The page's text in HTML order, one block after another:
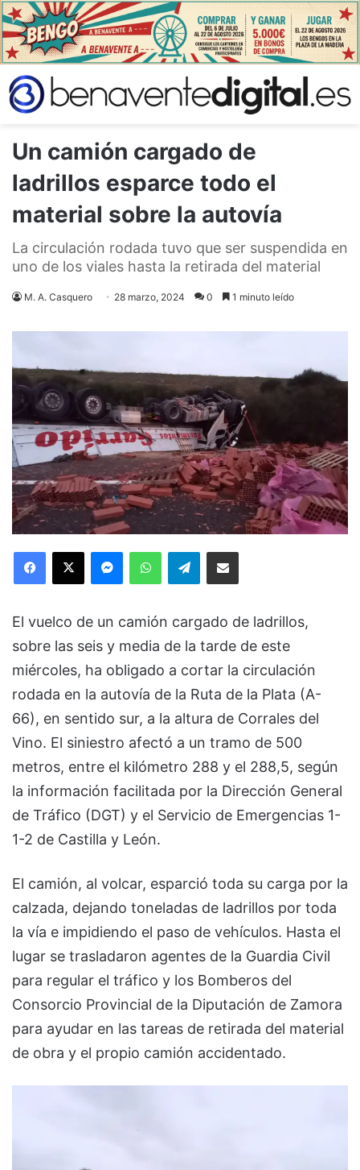
Un camión cargado de
ladrillos esparce todo el
material sobre la autovía
La circulación rodada tuvo que ser suspendida en
uno de los viales hasta la retirada del material
M. A. Casquero 28 marzo, 2024 0 1 minuto leído
Facebook
X MessengerWhatsAppTelegramCompartir via Email
El vuelco de un camión cargado de ladrillos,
sobre las seis y media de la tarde de este
miércoles, ha obligado a cortar la circulación
rodada en la autovía de la Ruta de la Plata (A-
66), en sentido sur, a la altura de Corrales del
Vino. El siniestro afectó a un tramo de 500
metros, entre el kilómetro 288 y el 288,5, según
la información facilitada por la Dirección General
de Tráfico (DGT) y el Servicio de Emergencias 1-
1-2 de Castilla y León.
El camión, al volcar, esparció toda su carga por la
calzada, dejando toneladas de ladrillos por toda
la vía e impidiendo el paso de vehículos. Hasta el
lugar se trasladaron agentes de la Guardia Civil
para regular el tráfico y los Bomberos del
Consorcio Provincial de la Diputación de Zamora
para ayudar en las tareas de retirada del material
de obra y el propio camión accidentado.